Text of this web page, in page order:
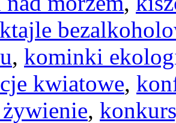
, kominki
kwiatowe,
,